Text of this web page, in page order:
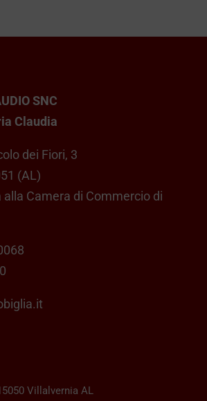
SNC
Claudia
dei Fiori, 3
(AL)
Camera di Commercio di
Villalvernia AL